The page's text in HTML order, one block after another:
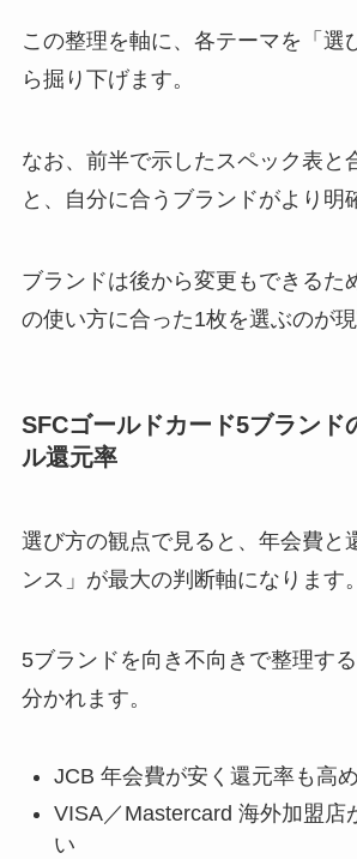
この整理を軸に、各テーマを「選
ら掘り下げます。
なお、前半で示したスペック表と
と、自分に合うブランドがより明
ブランドは後から変更もできるた
の使い方に合った1枚を選ぶのが現
SFCゴールドカード5ブランド
ル還元率
選び方の観点で見ると、年会費と
ンス」が最大の判断軸になります。
5ブランドを向き不向きで整理す
分かれます。
JCB 年会費が安く還元率も高
VISA／Mastercard 海外加盟店
い